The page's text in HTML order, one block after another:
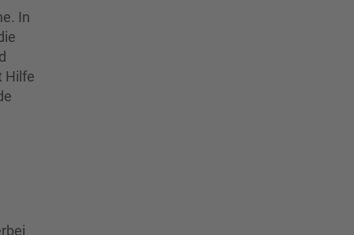
In
Hilfe